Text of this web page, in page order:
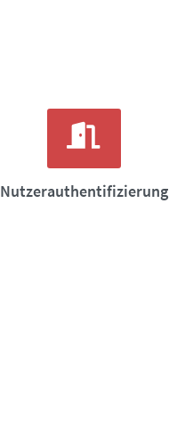
Nutzerauthentifizierung